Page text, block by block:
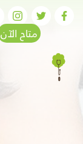
متاح الآن